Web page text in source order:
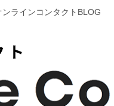
ラインコンタクトBLOG